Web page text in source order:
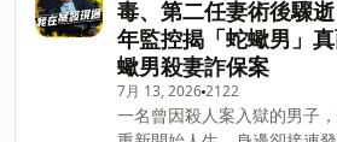
★ 邀約合作
業者訊南寬頻電信合作，就
功案例，雙方從社區寬頻服
步導入「中保好生活」與中保
讓寬頻服務不只提供上網，也
區服務的新入口，對社區用
毒、第二任妻術後驟
年監控揭「蛇蠍男」
蠍男殺妻詐保案
7月 13, 20262122
一名曾因殺人案入獄的男子